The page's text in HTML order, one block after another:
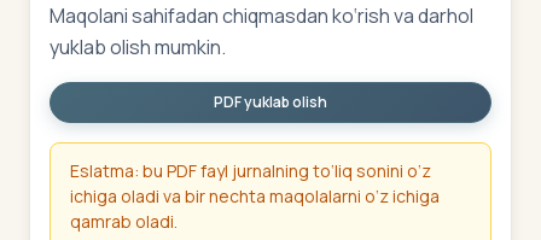
Maqolani sahifadan chiqmasdan ko‘rish va darhol
yuklab olish mumkin.
PDF yuklab olish
Eslatma: bu PDF fayl jurnalning to‘liq sonini o‘z
ichiga oladi va bir nechta maqolalarni o‘z ichiga
qamrab oladi.